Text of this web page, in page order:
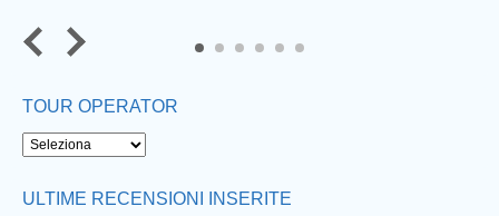
TOUR OPERATOR
ULTIME RECENSIONI INSERITE